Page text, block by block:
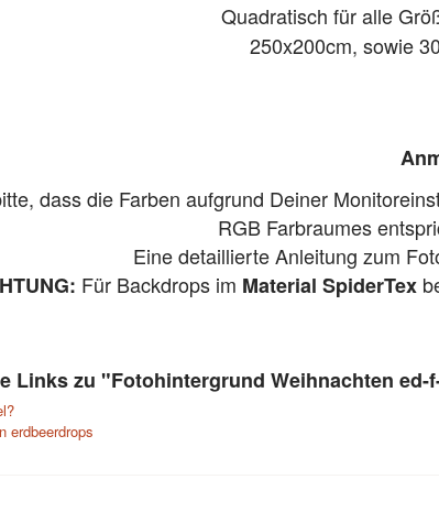
Quadratisch für alle
250x200cm, sowie
dass die Farben aufgrund Deiner
RGB Farbraumes
Eine detaillierte Anleitung zum
Für Backdrops im Material SpiderTex
Links zu "Fotohintergrund Weihnachten
erdbeerdrops